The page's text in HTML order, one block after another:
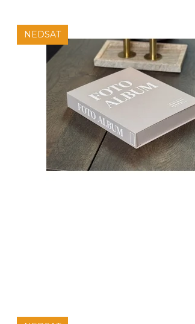
NEDSAT